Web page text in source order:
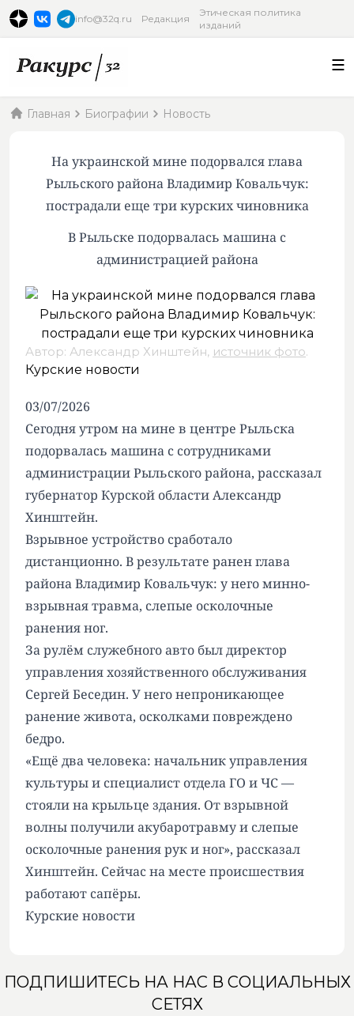
info@32q.ru Редакция
Этическая политика
изданий
Главная Биографии Новость
На украинской мине подорвался глава
Рыльского района Владимир Ковальчук:
пострадали еще три курских чиновника
В Рыльске подорвалась машина с
администрацией района
Автор: Александр Хинштейн, источник фото.
Курские новости
03/07/2026
Сегодня утром на мине в центре Рыльска
подорвалась машина с сотрудниками
администрации Рыльского района, рассказал
губернатор Курской области Александр
Хинштейн.
Взрывное устройство сработало
дистанционно. В результате ранен глава
района Владимир Ковальчук: у него минно-
взрывная травма, слепые осколочные
ранения ног.
За рулём служебного авто был директор
управления хозяйственного обслуживания
Сергей Беседин. У него непроникающее
ранение живота, осколками повреждено
бедро.
«Ещё два человека: начальник управления
культуры и специалист отдела ГО и ЧС —
стояли на крыльце здания. От взрывной
волны получили акубаротравму и слепые
осколочные ранения рук и ног», рассказал
Хинштейн. Сейчас на месте происшествия
работают сапёры.
Курские новости
ПОДПИШИТЕСЬ НА НАС В СОЦИАЛЬНЫХ
СЕТЯХ